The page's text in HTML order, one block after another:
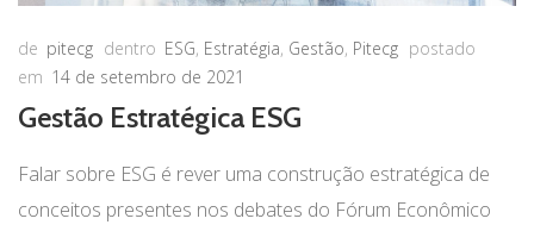
de pitecg dentro ESG, Estratégia, Gestão, Pitecg postado
em 14 de setembro de 2021
Gestão Estratégica ESG
Falar sobre ESG é rever uma construção estratégica de
conceitos presentes nos debates do Fórum Econômico